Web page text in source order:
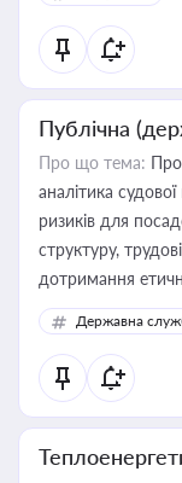
Публічна
Про що тема:
аналітика
ризиків для
структуру,
дотримання
Державна